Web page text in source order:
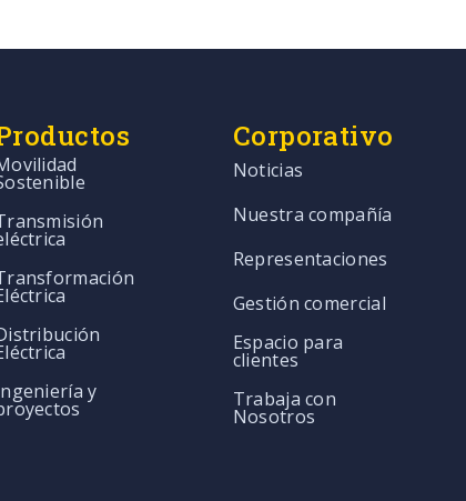
y
Corporativo
Noticias
Nuestra compañía
Representaciones
Gestión comercial
Espacio para
clientes
Trabaja con
Nosotros